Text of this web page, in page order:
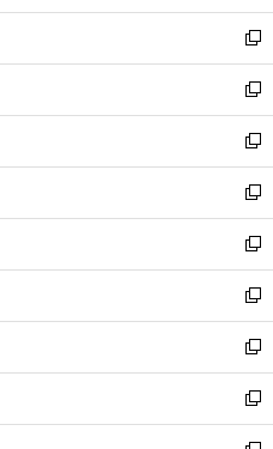
開
く
ウ
で
開
く
ン
ド
ウ
で
開
く
新
し
い
ウ
ィ
ン
ド
ウ
で
開
く
新
し
い
ウ
ィ
ン
ド
ウ
で
開
く
新
し
い
ウ
ィ
ン
ド
ウ
で
開
く
新
し
い
ウ
ィ
ン
ド
ウ
で
開
新
し
い
ウ
ィ
ン
ド
ウ
新
し
い
ウ
ィ
ン
新
し
い
ウ
新
し